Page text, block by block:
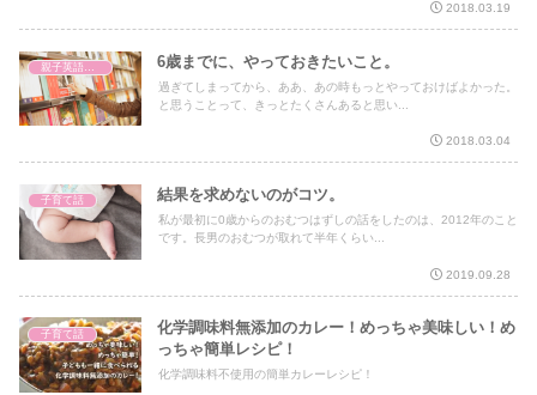
2018.03.19
6歳までに、やっておきたいこと。
過ぎてしまってから、ああ、あの時もっとやっておけばよかった。
と思うことって、きっとたくさんあると思い...
2018.03.04
子育て話 結果を求めないのがコツ。
私が最初に0歳からのおむつはずしの話をしたのは、2012年のこと
です。長男のおむつが取れて半年くらい...
2019.09.28
子育て話
化学調味料無添加のカレー！めっちゃ美味しい！め
っちゃ簡単レシピ！
化学調味料不使用の簡単カレーレシピ！